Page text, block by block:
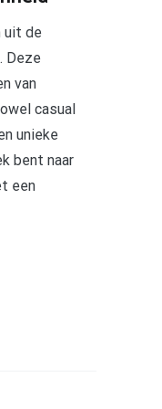
uit de
Deze
van
casual
unieke
bent naar
een